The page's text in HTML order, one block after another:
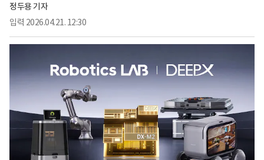
정두용 기자
입력 2026.04.21. 12:30